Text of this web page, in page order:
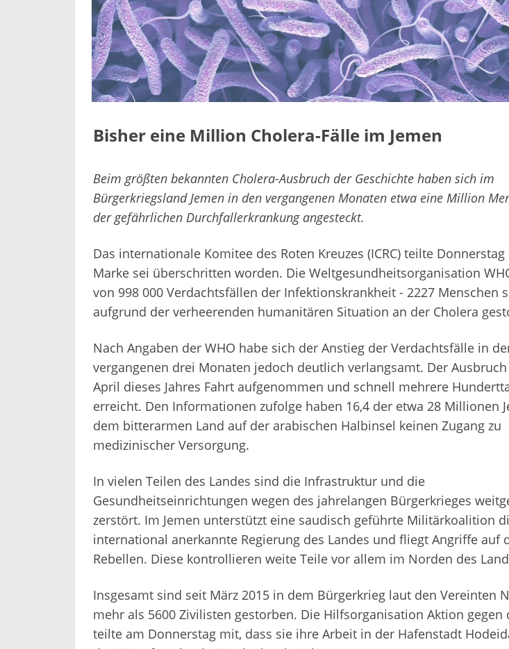
Bisher eine Million Cholera-Fälle im Jemen
Beim größten bekannten Cholera-Ausbruch der Geschichte haben sich im
Bürgerkriegsland Jemen in den vergangenen Monaten etwa eine Million
der gefährlichen Durchfallerkrankung angesteckt.
Das internationale Komitee des Roten Kreuzes (ICRC) teilte
Marke sei überschritten worden. Die Weltgesundheitsorganisation
von 998 000 Verdachtsfällen der Infektionskrankheit - 2227 Menschen
aufgrund der verheerenden humanitären Situation an der Cholera
Nach Angaben der WHO habe sich der Anstieg der Verdachtsfälle in
vergangenen drei Monaten jedoch deutlich verlangsamt. Der
April dieses Jahres Fahrt aufgenommen und schnell mehrere
erreicht. Den Informationen zufolge haben 16,4 der etwa 28 Millionen
dem bitterarmen Land auf der arabischen Halbinsel keinen Zugang zu
medizinischer Versorgung.
In vielen Teilen des Landes sind die Infrastruktur und die
Gesundheitseinrichtungen wegen des jahrelangen Bürgerkrieges
zerstört. Im Jemen unterstützt eine saudisch geführte Militärkoalition
international anerkannte Regierung des Landes und fliegt Angriffe auf
Rebellen. Diese kontrollieren weite Teile vor allem im Norden des
Insgesamt sind seit März 2015 in dem Bürgerkrieg laut den Vereinten
mehr als 5600 Zivilisten gestorben. Die Hilfsorganisation Aktion gegen
teilte am Donnerstag mit, dass sie ihre Arbeit in der Hafenstadt